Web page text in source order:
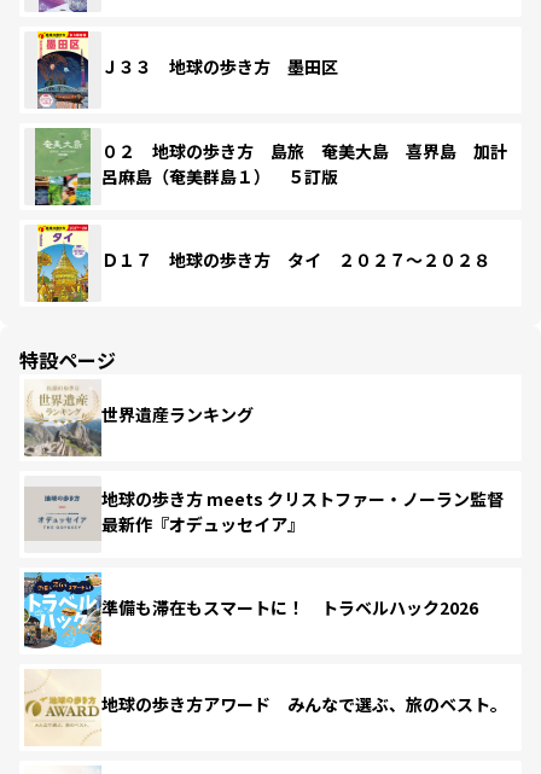
Ｊ３３ 地球の歩き方 墨田区
０２ 地球の歩き方 島旅 奄美大島 喜界島 加計
呂麻島（奄美群島１） ５訂版
Ｄ１７ 地球の歩き方 タイ ２０２７～２０２８
特設ページ
世界遺産ランキング
地球の歩き方 meets クリストファー・ノーラン監督
最新作『オデュッセイア』
準備も滞在もスマートに！ トラベルハック2026
地球の歩き方アワード みんなで選ぶ、旅のベスト。